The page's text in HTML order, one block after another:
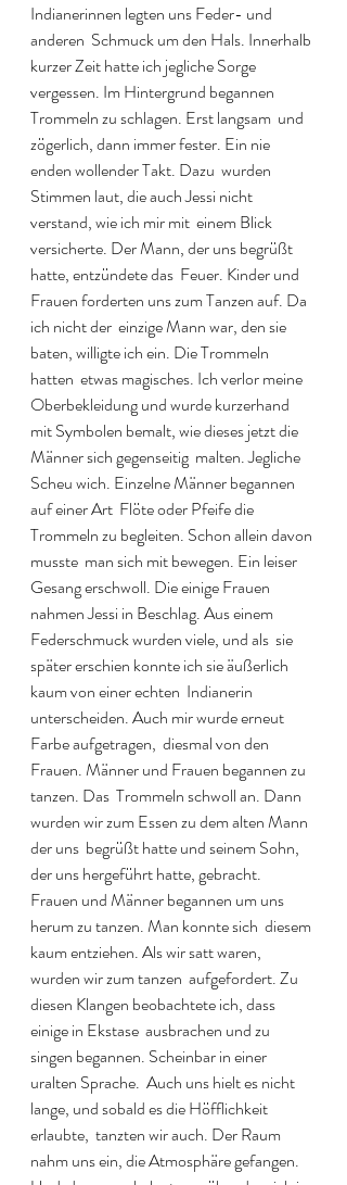
Indianerinnen legten uns Feder- und
anderen  Schmuck um den Hals. Innerhalb
kurzer Zeit hatte ich jegliche Sorge
vergessen. Im Hintergrund begannen
Trommeln zu schlagen. Erst langsam  und
zögerlich, dann immer fester. Ein nie
enden wollender Takt. Dazu  wurden
Stimmen laut, die auch Jessi nicht
verstand, wie ich mir mit  einem Blick
versicherte. Der Mann, der uns begrüßt
hatte, entzündete das  Feuer. Kinder und
Frauen forderten uns zum Tanzen auf. Da
ich nicht der  einzige Mann war, den sie
baten, willigte ich ein. Die Trommeln
hatten  etwas magisches. Ich verlor meine
Oberbekleidung und wurde kurzerhand
mit Symbolen bemalt, wie dieses jetzt die
Männer sich gegenseitig  malten. Jegliche
Scheu wich. Einzelne Männer begannen
auf einer Art  Flöte oder Pfeife die
Trommeln zu begleiten. Schon allein davon
musste  man sich mit bewegen. Ein leiser
Gesang erschwoll. Die einige Frauen
nahmen Jessi in Beschlag. Aus einem
Federschmuck wurden viele, und als  sie
später erschien konnte ich sie äußerlich
kaum von einer echten  Indianerin
unterscheiden. Auch mir wurde erneut
Farbe aufgetragen,  diesmal von den
Frauen. Männer und Frauen begannen zu
tanzen. Das  Trommeln schwoll an. Dann
wurden wir zum Essen zu dem alten Mann
der uns  begrüßt hatte und seinem Sohn,
der uns hergeführt hatte, gebracht.
Frauen und Männer begannen um uns
herum zu tanzen. Man konnte sich  diesem
kaum entziehen. Als wir satt waren,
wurden wir zum tanzen  aufgefordert. Zu
diesen Klangen beobachtete ich, dass
einige in Ekstase  ausbrachen und zu
singen begannen. Scheinbar in einer
uralten Sprache.  Auch uns hielt es nicht
lange, und sobald es die Höfflichkeit
erlaubte,  tanzten wir auch. Der Raum
nahm uns ein, die Atmosphäre gefangen.